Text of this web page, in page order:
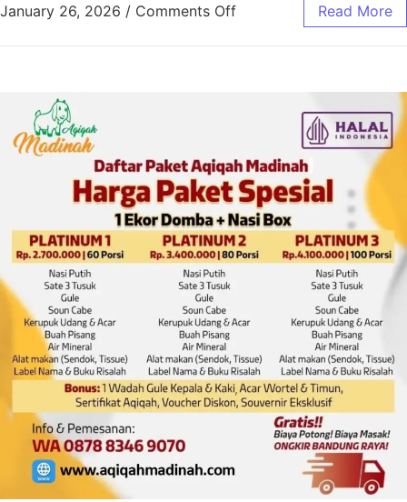
January 26, 2026 / Comments Off Read More